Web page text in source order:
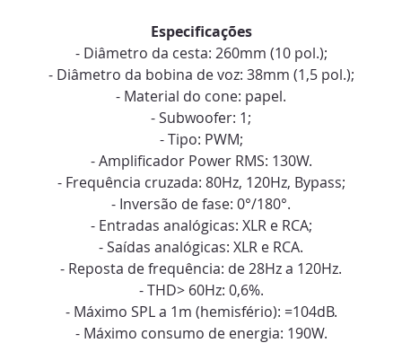
Especificações
- Diâmetro da cesta: 260mm (10 pol.);
- Diâmetro da bobina de voz: 38mm (1,5 pol.);
- Material do cone: papel.
- Subwoofer: 1;
- Tipo: PWM;
- Amplificador Power RMS: 130W.
- Frequência cruzada: 80Hz, 120Hz, Bypass;
- Inversão de fase: 0°/180°.
- Entradas analógicas: XLR e RCA;
- Saídas analógicas: XLR e RCA.
- Reposta de frequência: de 28Hz a 120Hz.
- THD> 60Hz: 0,6%.
- Máximo SPL a 1m (hemisfério): =104dB.
- Máximo consumo de energia: 190W.